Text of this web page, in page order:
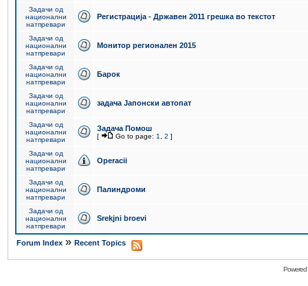
Задачи од
национални
натпревари
Регистрација - Државен 2011 грешка во текстот
Задачи од
национални
натпревари
Монитор регионален 2015
Задачи од
национални
натпревари
Барок
Задачи од
национални
натпревари
задача Јапонски автопат
Задачи од
национални
натпревари
Задача Помош
[ Go to page: 1 2 ]
Задачи од
национални
натпревари
Operacii
Задачи од
национални
натпревари
Палиндроми
Задачи од
национални
натпревари
Srekjni broevi
Forum Index » Recent Topics